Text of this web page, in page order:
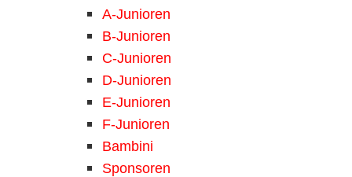
A-Junioren
B-Junioren
C-Junioren
D-Junioren
E-Junioren
F-Junioren
Bambini
Sponsoren